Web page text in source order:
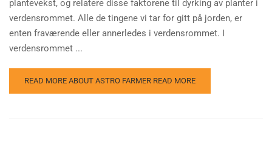
plantevekst, og relatere disse faktorene til dyrking av planter i
verdensrommet. Alle de tingene vi tar for gitt på jorden, er
enten fraværende eller annerledes i verdensrommet. I
verdensrommet ...
READ MORE ABOUT ASTRO FARMER READ MORE